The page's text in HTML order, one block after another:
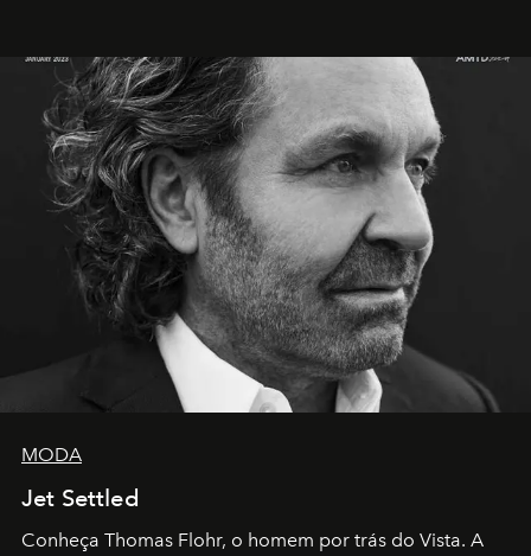
MODA
Jet Settled
Conheça Thomas Flohr, o homem por trás do Vista. A